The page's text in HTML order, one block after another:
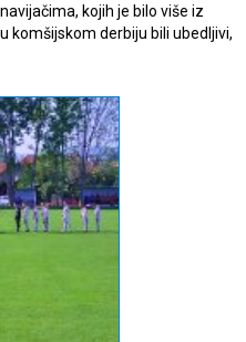
kojih je bilo više iz
komšijskom derbiju bili ubedljivi,